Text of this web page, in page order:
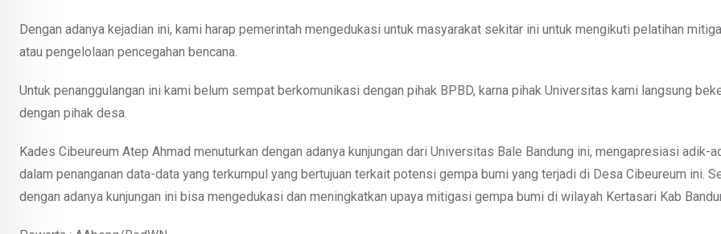
Dengan adanya kejadian ini, kami harap pemerintah mengedukasi untuk masyarakat sekitar ini untuk mengikuti pelatihan
atau pengelolaan pencegahan bencana.
Untuk penanggulangan ini kami belum sempat berkomunikasi dengan pihak BPBD, karna pihak Universitas kami langsung
dengan pihak desa.
Kades Cibeureum Atep Ahmad menuturkan dengan adanya kunjungan dari Universitas Bale Bandung ini, mengapresiasi adik-
dalam penanganan data-data yang terkumpul yang bertujuan terkait potensi gempa bumi yang terjadi di Desa Cibeureum ini.
dengan adanya kunjungan ini bisa mengedukasi dan meningkatkan upaya mitigasi gempa bumi di wilayah Kertasari Kab